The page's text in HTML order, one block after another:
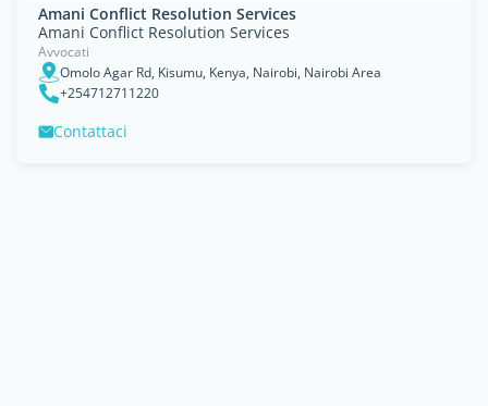
Amani Conflict Resolution Services
Amani Conflict Resolution Services
Avvocati
Omolo Agar Rd, Kisumu, Kenya, Nairobi, Nairobi Area
+254712711220
Contattaci